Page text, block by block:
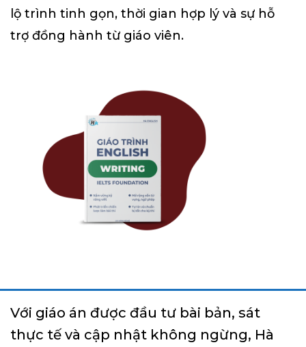
lộ trình tinh gọn, thời gian hợp lý và sự hỗ
trợ đồng hành từ giáo viên.
Với giáo án được đầu tư bài bản, sát
thực tế và cập nhật không ngừng, Hà